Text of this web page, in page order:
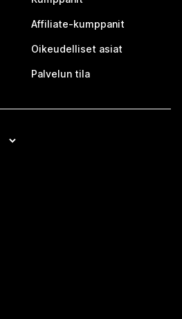
Affiliate-kumppanit
Oikeudelliset asiat
Palvelun tila